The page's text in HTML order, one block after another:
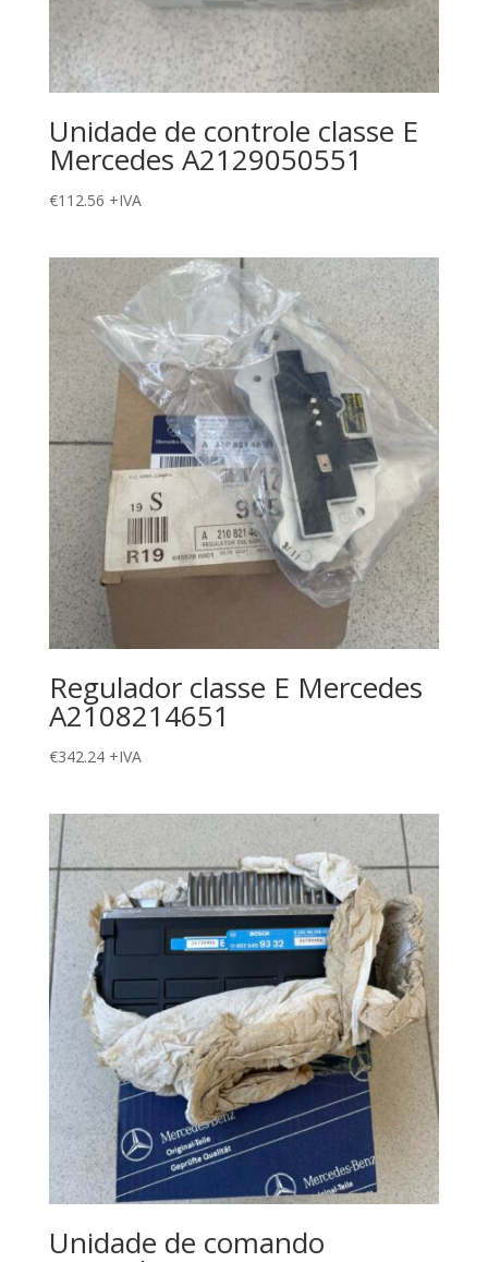
Unidade de controle classe E
Mercedes A2129050551
€112.56 +IVA
Regulador classe E Mercedes
A2108214651
€342.24 +IVA
Unidade de comando